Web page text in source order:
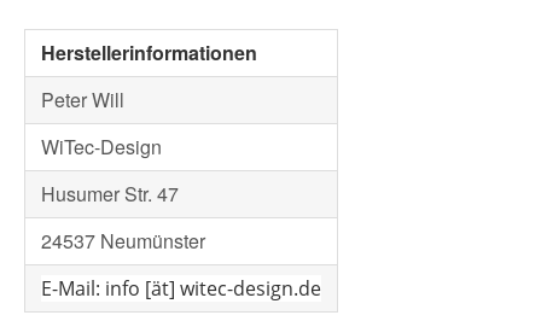
Herstellerinformationen
Peter Will
WiTec-Design
Husumer Str. 47
24537 Neumünster
E-Mail: info [ät] witec-design.de